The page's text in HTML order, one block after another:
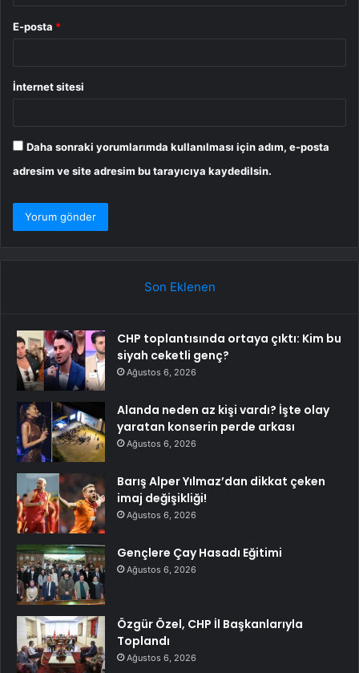
E-posta *
İnternet sitesi
Daha sonraki yorumlarımda kullanılması için adım, e-posta
adresim ve site adresim bu tarayıcıya kaydedilsin.
Son Eklenen
CHP toplantısında ortaya çıktı: Kim bu
siyah ceketli genç?
Ağustos 6, 2026
Alanda neden az kişi vardı? İşte olay
yaratan konserin perde arkası
Ağustos 6, 2026
Barış Alper Yılmaz’dan dikkat çeken
imaj değişikliği!
Ağustos 6, 2026
Gençlere Çay Hasadı Eğitimi
Ağustos 6, 2026
Özgür Özel, CHP İl Başkanlarıyla
Toplandı
Ağustos 6, 2026